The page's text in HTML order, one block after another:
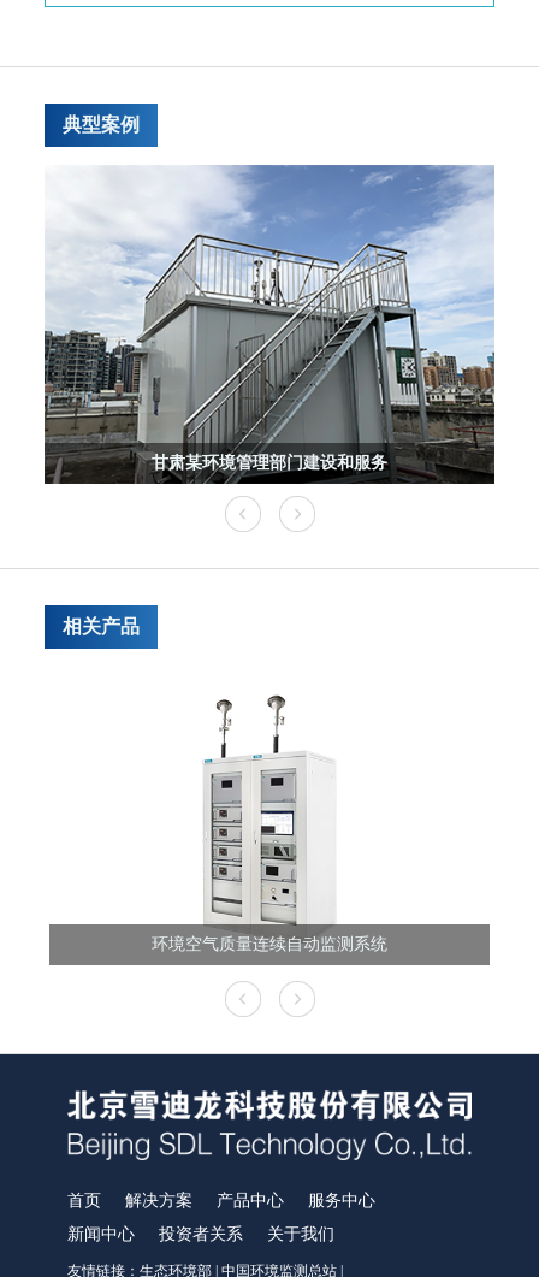
典型案例
甘肃某环境管理部门建设和服务
相关产品
环境空气质量连续自动监测系统
首页 解决方案 产品中心
服务中心
新闻中心
投资者关系 关于我们
友情链接： 生态环境部 | 中国环境监测总站 |